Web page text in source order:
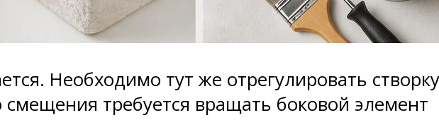
Необходимо тут же отрегулировать
смещения требуется вращать боковой элемент